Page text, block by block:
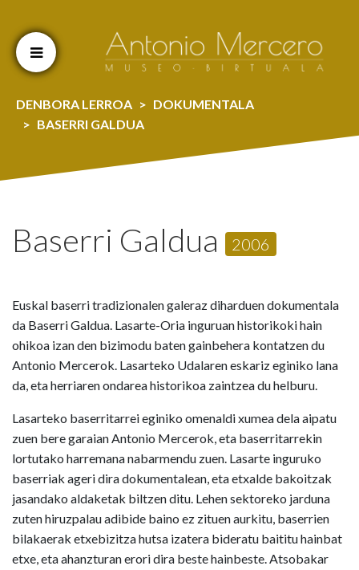
DENBORA LERROA
DOKUMENTALA
BASERRI GALDUA
Baserri Galdua 2006
Euskal baserri tradizionalen galeraz diharduen dokumentala
da Baserri Galdua. Lasarte-Oria inguruan historikoki hain
ohikoa izan den bizimodu baten gainbehera kontatzen du
Antonio Mercerok. Lasarteko Udalaren eskariz eginiko lana
da, eta herriaren ondarea historikoa zaintzea du helburu.
Lasarteko baserritarrei eginiko omenaldi xumea dela aipatu
zuen bere garaian Antonio Mercerok, eta baserritarrekin
lortutako harremana nabarmendu zuen. Lasarte inguruko
baserriak ageri dira dokumentalean, eta etxalde bakoitzak
jasandako aldaketak biltzen ditu. Lehen sektoreko jarduna
zuten hiruzpalau adibide baino ez zituen aurkitu, baserrien
bilakaerak etxebizitza hutsa izatera bideratu baititu hainbat
etxe, eta ahanzturan erori dira beste hainbeste. Atsobakar